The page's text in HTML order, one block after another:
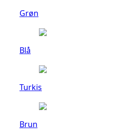
Grøn
Blå
Turkis
Brun